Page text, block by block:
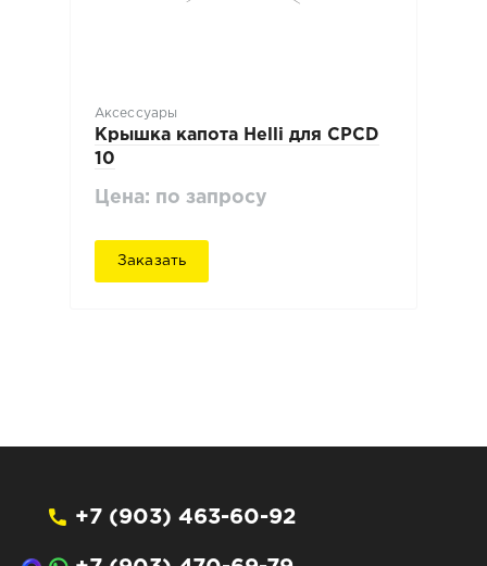
Аксессуары
Крышка капота Нelli для CPCD
10
Цена: по запросу
Заказать
+7 (903) 463-60-92